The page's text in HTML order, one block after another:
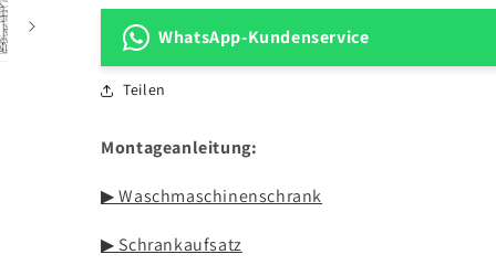
WhatsApp-Kundenservice
Teilen
Montageanleitung:
▶ Waschmaschinenschrank
▶ Schrankaufsatz